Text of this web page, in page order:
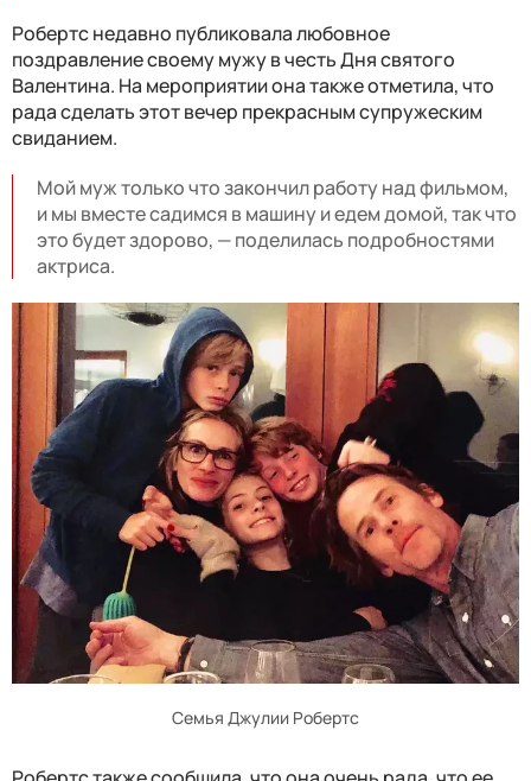
Робертс недавно публиковала любовное
поздравление своему мужу в честь Дня святого
Валентина. На мероприятии она также отметила, что
рада сделать этот вечер прекрасным супружеским
свиданием.
Мой муж только что закончил работу над фильмом,
и мы вместе садимся в машину и едем домой, так что
это будет здорово, — поделилась подробностями
актриса.
Семья Джулии Робертс